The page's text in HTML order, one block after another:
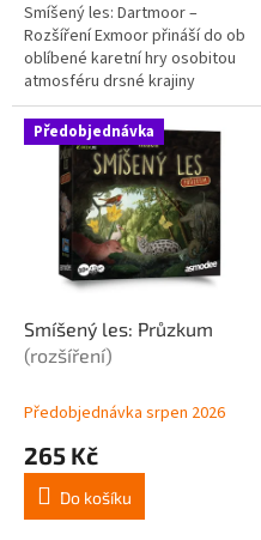
Smíšený les: Dartmoor –
Rozšíření Exmoor přináší do ob
oblíbené karetní hry osobitou
atmosféru drsné krajiny
vřesovišť, strmých útesů a
tajuplných jeskyní. Toto první
rozšíření...
Předobjednávka
Smíšený les: Průzkum
(rozšíření)
Předobjednávka srpen 2026
265 Kč
Do košíku